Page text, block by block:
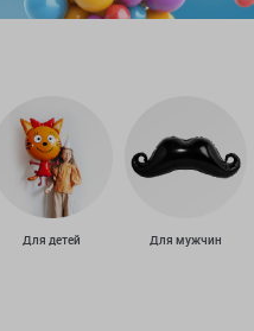
Для детей Для мужчин